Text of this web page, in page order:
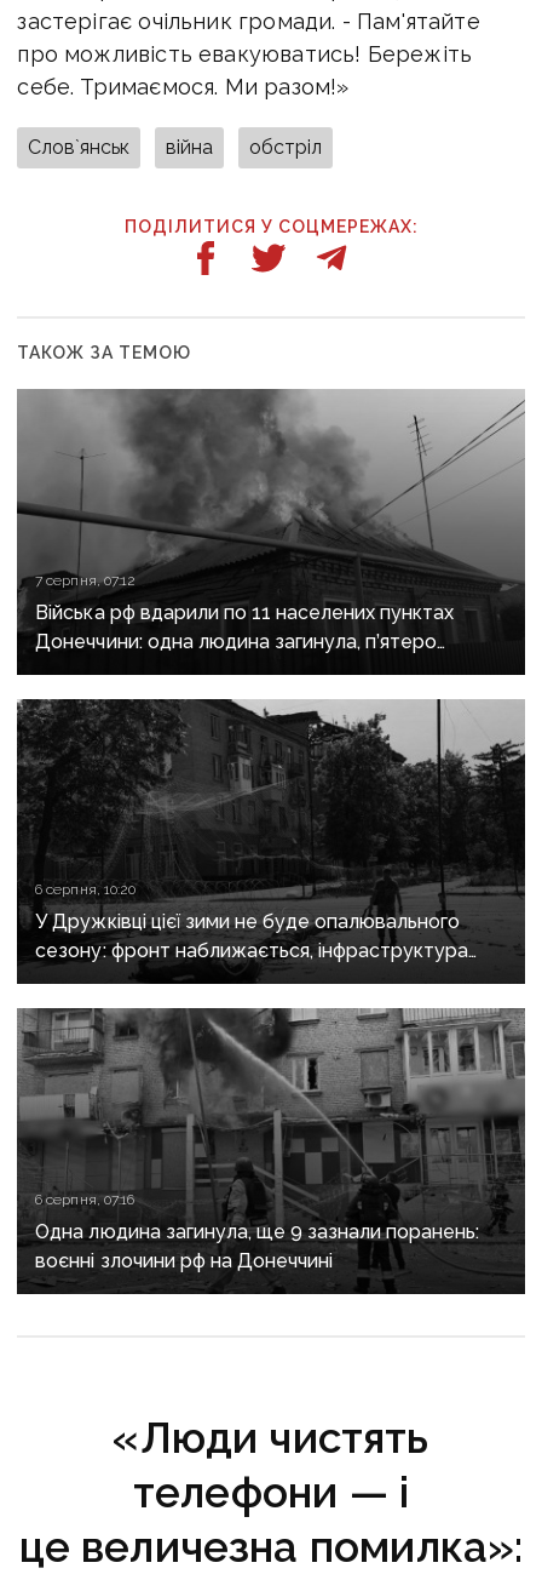
застерігає очільник громади. - Пам'ятайте
про можливість евакуюватись! Бережіть
себе. Тримаємося. Ми разом!»
Слов`янськ війна обстріл
ПОДІЛИТИСЯ У СОЦМЕРЕЖАХ:
ТАКОЖ ЗА ТЕМОЮ
7 серпня, 07:12
Війська рф вдарили по 11 населених пунктах
Донеччини: одна людина загинула, п’ятеро
поранені
6 серпня, 10:20
У Дружківці цієї зими не буде опалювального
сезону: фронт наближається, інфраструктура
критично зруйнована
6 серпня, 07:16
Одна людина загинула, ще 9 зазнали поранень:
воєнні злочини рф на Донеччині
«Люди чистять
телефони — і
це величезна помилка»: